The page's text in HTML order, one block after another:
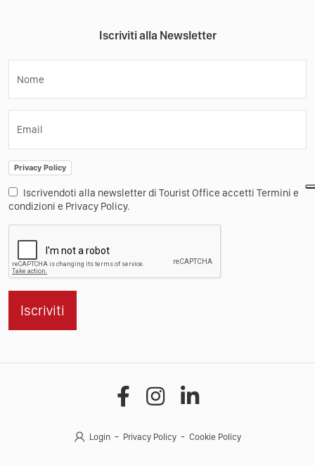
Iscriviti alla Newsletter
Nome
Email
Privacy Policy
Iscrivendoti alla newsletter di Tourist Office accetti Termini e
condizioni e Privacy Policy.
Iscriviti
Login Privacy Policy Cookie Policy